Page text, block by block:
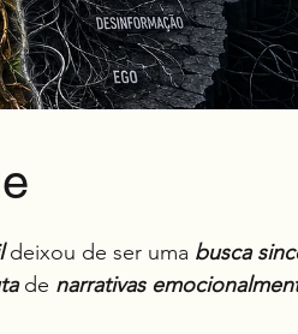
deixou de ser uma busca
de narrativas